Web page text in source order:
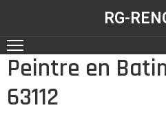
RG-
ACCUEIL
NOS
RÉALISATIONS
Peintre en
63112